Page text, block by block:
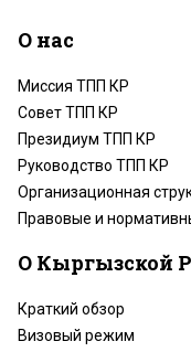
О нас
Миссия ТПП КР
Совет ТПП КР
Президиум ТПП КР
Руководство ТПП КР
Организационная
Правовые и
О Кыргызской
Краткий обзор
Визовый режим